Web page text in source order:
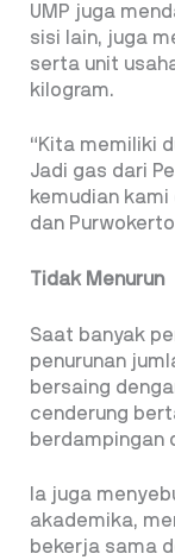
UMP juga
sisi lain, juga
serta unit
kilogram.
“Kita memiliki
Jadi gas dari
kemudian
dan
Tidak Menurun
Saat banyak
penurunan
bersaing
cenderung
berdampingan
Ia juga
akademika,
bekerja sama